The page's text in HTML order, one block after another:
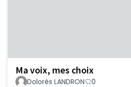
Ma voix, mes choix
Dolorès LANDRON 0